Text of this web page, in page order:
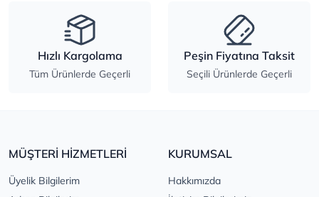
Hızlı Kargolama
Tüm Ürünlerde Geçerli
Peşin Fiyatına Taksit
Seçili Ürünlerde Geçerli
MÜŞTERİ HİZMETLERİ
Üyelik Bilgilerim
KURUMSAL
Hakkımızda